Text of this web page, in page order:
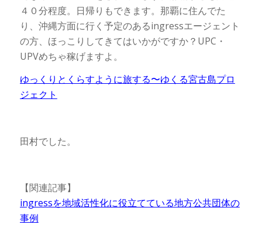
４０分程度。日帰りもできます。那覇に住んでた
り、沖縄方面に行く予定のあるingressエージェント
の方、ほっこりしてきてはいかがですか？UPC・
UPVめちゃ稼げますよ。
ゆっくりとくらすように旅する〜ゆくる宮古島プロ
ジェクト
田村でした。
【関連記事】
ingressを地域活性化に役立てている地方公共団体の
事例